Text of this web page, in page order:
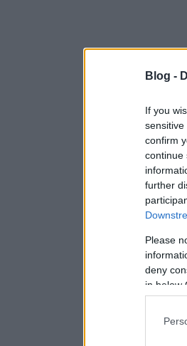
Blog -
If you
confirm
continue
further
Please
deny
in below